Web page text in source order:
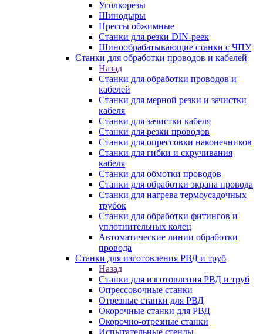
Уголкорезы
Шинодыры
Прессы обжимные
Станки для резки DIN-реек
Шинообрабатывающие станки с ЧПУ
Станки для обработки проводов и кабелей
Назад
Станки для обработки проводов и
кабелей
Станки для мерной резки и зачистки
кабеля
Станки для зачистки кабеля
Станки для резки проводов
Станки для опрессовки наконечников
Станки для гибки и скручивания
кабеля
Станки для обмотки проводов
Станки для обработки экрана провода
Станки для нагрева термоусадочных
трубок
Станки для обработки фитингов и
уплотнительных колец
Автоматические линии обработки
провода
Станки для изготовления РВД и труб
Назад
Станки для изготовления РВД и труб
Опрессовочные станки
Отрезные станки для РВД
Окорочные станки для РВД
Окорочно-отрезные станки
Испытательные стенды